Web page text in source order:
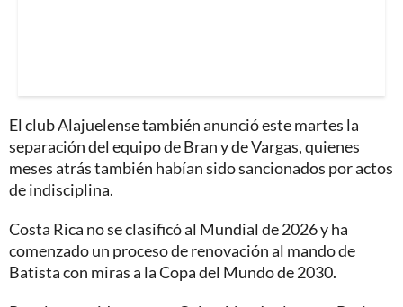
El club Alajuelense también anunció este martes la
separación del equipo de Bran y de Vargas, quienes
meses atrás también habían sido sancionados por actos
de indisciplina.
Costa Rica no se clasificó al Mundial de 2026 y ha
comenzado un proceso de renovación al mando de
Batista con miras a la Copa del Mundo de 2030.